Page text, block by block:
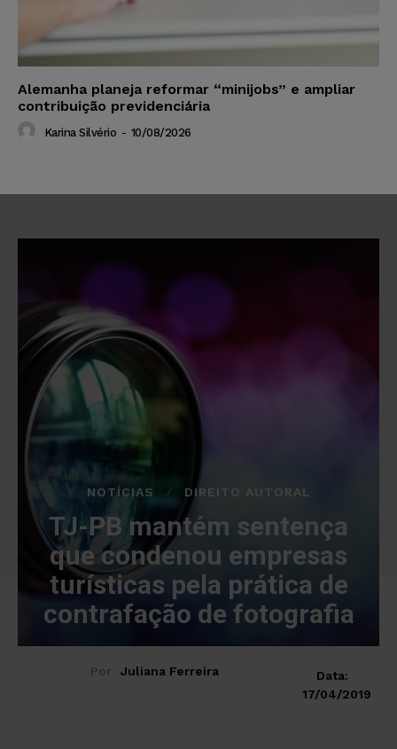
Alemanha planeja reformar “minijobs” e ampliar
contribuição previdenciária
Karina Silvério - 10/08/2026